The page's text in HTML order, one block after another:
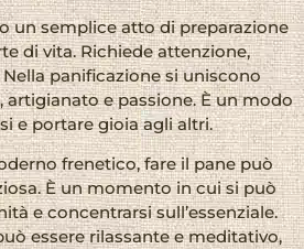
un semplice atto di preparazione
di vita. Richiede attenzione,
panificazione si uniscono
artigianato e passione. È un modo
e portare gioia agli altri.
frenetico, fare il pane può
È un momento in cui si può
e concentrarsi sull’essenziale.
essere rilassante e meditativo,